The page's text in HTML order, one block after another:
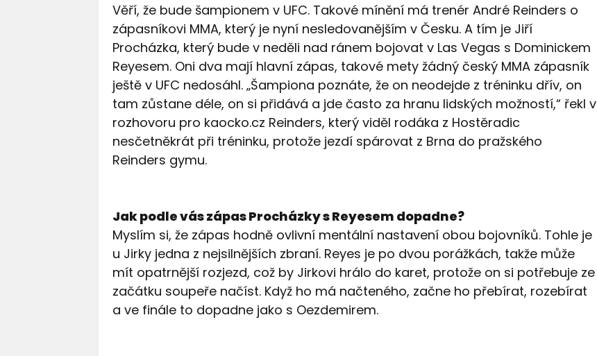
Věří, že bude šampionem v UFC. Takové mínění má trenér André Reinders o
zápasníkovi MMA, který je nyní nesledovanějším v Česku. A tím je Jiří
Procházka, který bude v neděli nad ránem bojovat v Las Vegas s Dominickem
Reyesem. Oni dva mají hlavní zápas, takové mety žádný český MMA zápasník
ještě v UFC nedosáhl. „Šampiona poznáte, že on neodejde z tréninku dřív, on
tam zůstane déle, on si přidává a jde často za hranu lidských možností,“ řekl v
rozhovoru pro kaocko.cz Reinders, který viděl rodáka z Hostěradic
nesčetněkrát při tréninku, protože jezdí spárovat z Brna do pražského
Reinders gymu.
Jak podle vás zápas Procházky s Reyesem dopadne?
Myslím si, že zápas hodně ovlivní mentální nastavení obou bojovníků. Tohle je
u Jirky jedna z nejsilnějších zbraní. Reyes je po dvou porážkách, takže může
mít opatrnější rozjezd, což by Jirkovi hrálo do karet, protože on si potřebuje ze
začátku soupeře načíst. Když ho má načteného, začne ho přebírat, rozebírat
a ve finále to dopadne jako s Oezdemirem.